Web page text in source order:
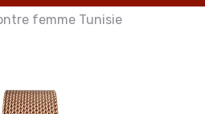
femme Tunisie